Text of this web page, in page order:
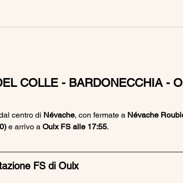
COLLE - BARDONECCHIA -
centro di Névache, con fermate a Névache
e arrivo a Oulx FS alle 17:55.
FS di Oulx